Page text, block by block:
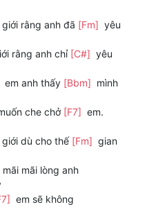
rằng anh đã [Fm] yêu
rằng anh chỉ [C#] yêu
em anh thấy [Bbm] mình
che chở [F7] em.
dù cho thế [Fm] gian
mãi lòng anh
em sẽ không